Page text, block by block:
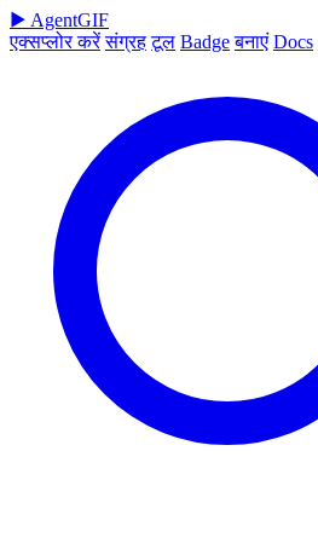
▶ AgentGIF
एक्सप्लोर करें संग्रह टूल Badge बनाएं Docs